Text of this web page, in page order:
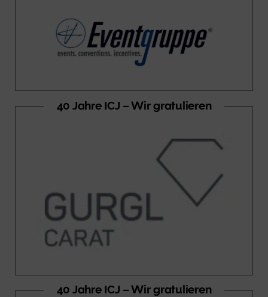
40 Jahre ICJ – Wir gratulieren
40 Jahre ICJ – Wir gratulieren